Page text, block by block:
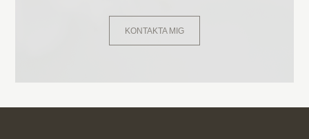
KONTAKTA MIG